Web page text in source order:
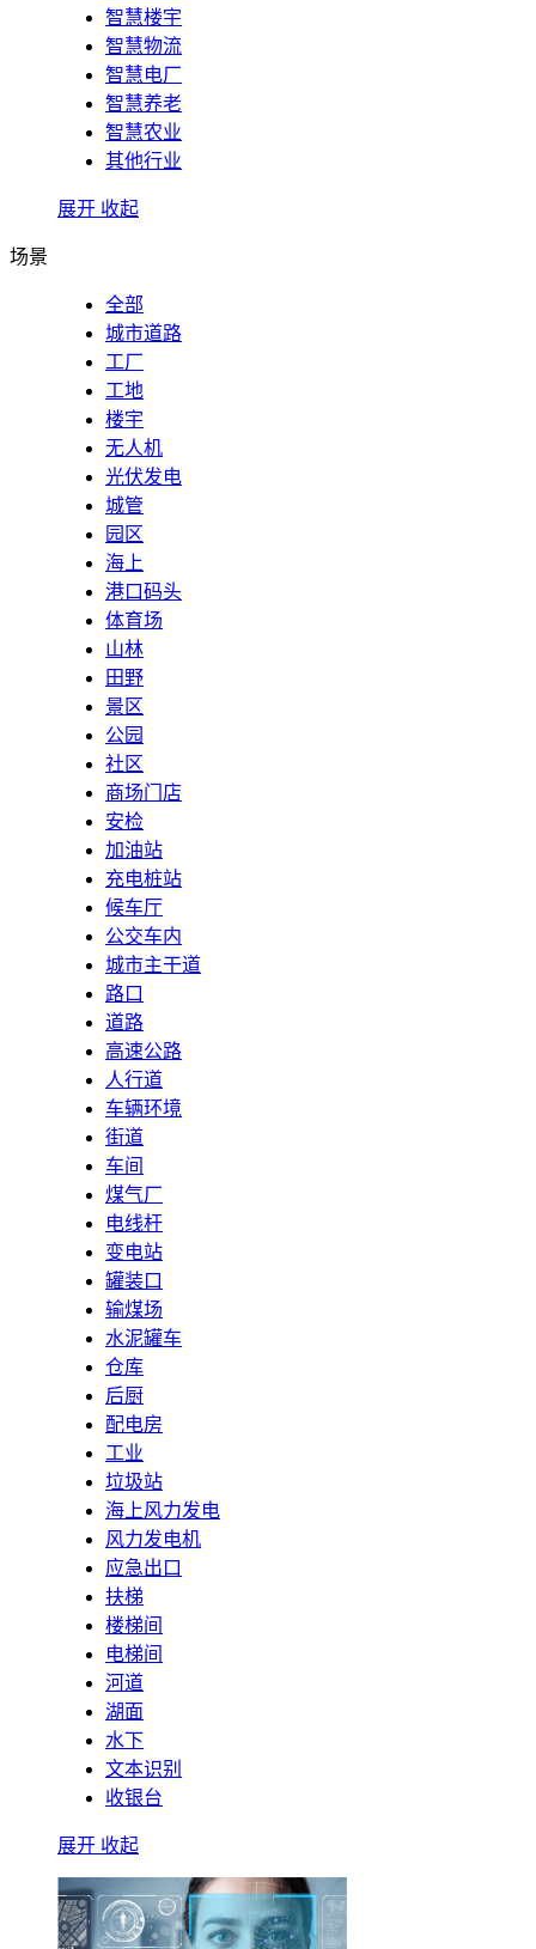
智慧楼宇
智慧物流
智慧电厂
智慧养老
智慧农业
其他行业
展开 收起
场景
全部
城市道路
工厂
工地
楼宇
无人机
光伏发电
城管
园区
海上
港口码头
体育场
山林
田野
景区
公园
社区
商场门店
安检
加油站
充电桩站
候车厅
公交车内
城市主干道
路口
道路
高速公路
人行道
车辆环境
街道
车间
煤气厂
电线杆
变电站
罐装口
输煤场
水泥罐车
仓库
后厨
配电房
工业
垃圾站
海上风力发电
风力发电机
应急出口
扶梯
楼梯间
电梯间
河道
湖面
水下
文本识别
收银台
展开 收起